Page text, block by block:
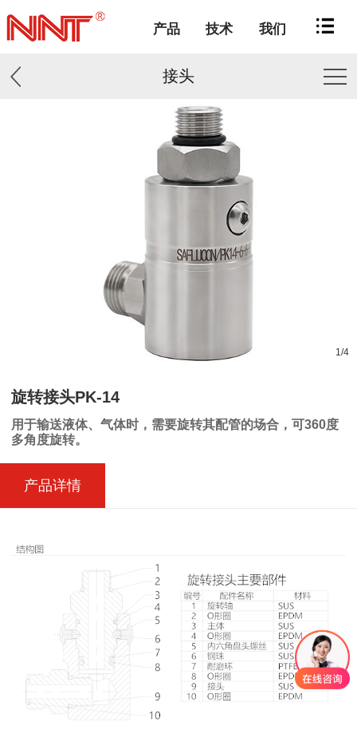
产品 技术 我们
接头
1 /4
旋转接头PK-14
用于输送液体、气体时 ，需要旋转其配管的场合，可360度
多角度旋转。
产品详情